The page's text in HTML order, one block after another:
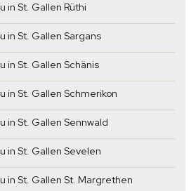
in St. Gallen Rüthi
in St. Gallen Sargans
in St. Gallen Schänis
in St. Gallen Schmerikon
in St. Gallen Sennwald
in St. Gallen Sevelen
in St. Gallen St. Margrethen